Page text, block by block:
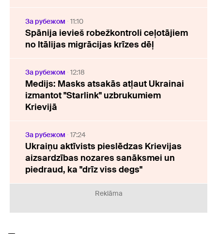
За рубежом 11:10
Spānija ievieš robežkontroli ceļotājiem
no Itālijas migrācijas krīzes dēļ
За рубежом 12:18
Medijs: Masks atsakās atļaut Ukrainai
izmantot "Starlink" uzbrukumiem
Krievijā
За рубежом 17:24
Ukraiņu aktīvists pieslēdzas Krievijas
aizsardzības nozares sanāksmei un
piedraud, ka "drīz viss degs"
Reklāma